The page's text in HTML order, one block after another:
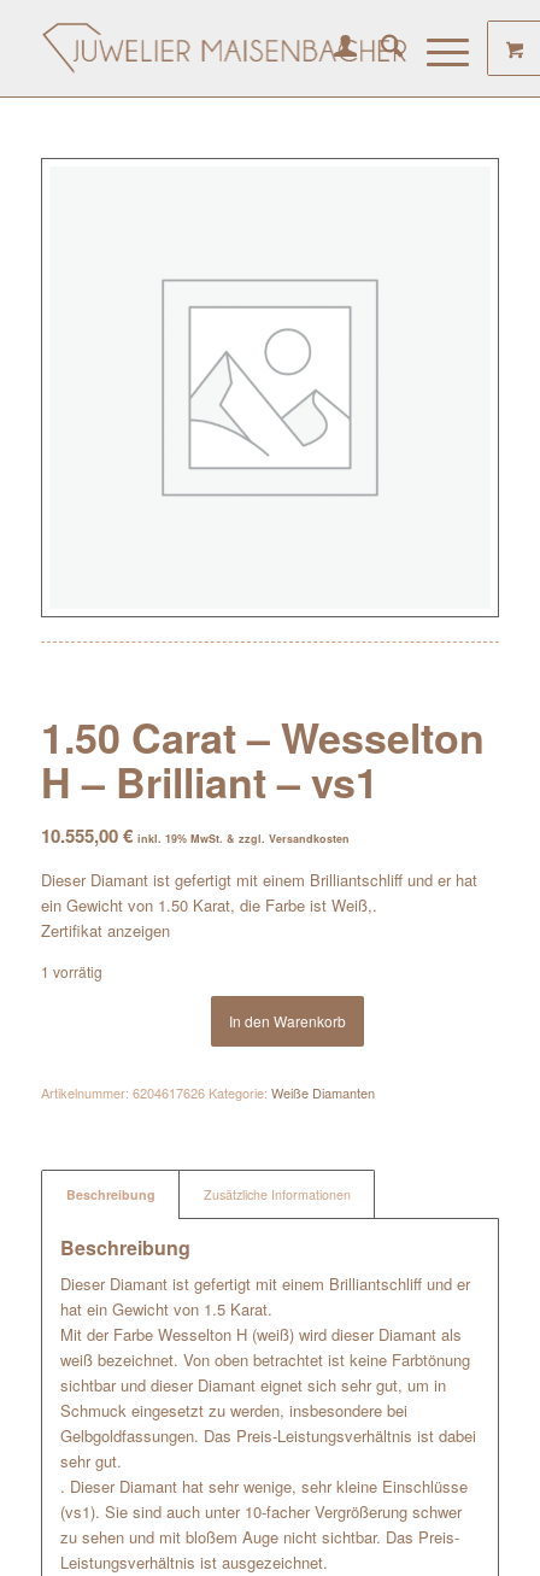
1.50 Carat – Wesselton
H – Brilliant – vs1
10.555,00€ inkl. 19% MwSt. & zzgl. Versandkosten
Dieser Diamant ist gefertigt mit einem Brilliantschliff und er hat
ein Gewicht von 1.50 Karat, die Farbe ist Weiß,.
Zertifikat anzeigen
1 vorrätig
In den Warenkorb
Artikelnummer: 6204617626 Kategorie: Weiße Diamanten
Beschreibung Zusätzliche Informationen
Beschreibung
Dieser Diamant ist gefertigt mit einem Brilliantschliff und er
hat ein Gewicht von 1.5 Karat.
Mit der Farbe Wesselton H (weiß) wird dieser Diamant als
weiß bezeichnet. Von oben betrachtet ist keine Farbtönung
sichtbar und dieser Diamant eignet sich sehr gut, um in
Schmuck eingesetzt zu werden, insbesondere bei
Gelbgoldfassungen. Das Preis-Leistungsverhältnis ist dabei
sehr gut.
. Dieser Diamant hat sehr wenige, sehr kleine Einschlüsse
(vs1). Sie sind auch unter 10-facher Vergrößerung schwer
zu sehen und mit bloßem Auge nicht sichtbar. Das Preis-
Leistungsverhältnis ist ausgezeichnet.